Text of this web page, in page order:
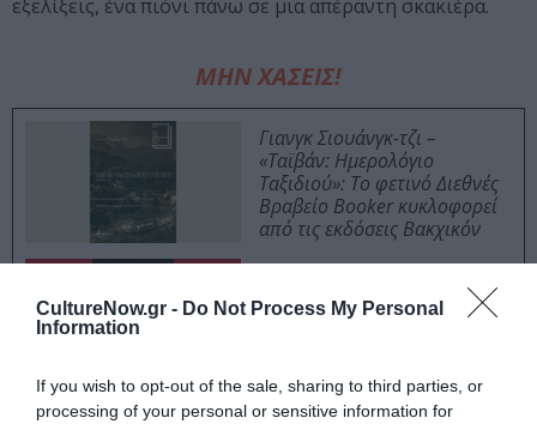
CultureNow.gr - Do Not Process My Personal
Information
If you wish to opt-out of the sale, sharing to third parties, or
processing of your personal or sensitive information for
εξελίξεις, ένα πιόνι πάνω σε μια απέραντη σκακιέρα.
ΜΗΝ ΧΑΣΕΙΣ!
Γιανγκ Σιουάνγκ-τζι –
«Ταϊβάν: Ημερολόγιο
Ταξιδιού»: Το φετινό Διεθνές
Βραβείο Booker κυκλοφορεί
από τις εκδόσεις Βακχικόν
Η νύφη φόρεσε μαύρα: Το
νέο αστυνομικό